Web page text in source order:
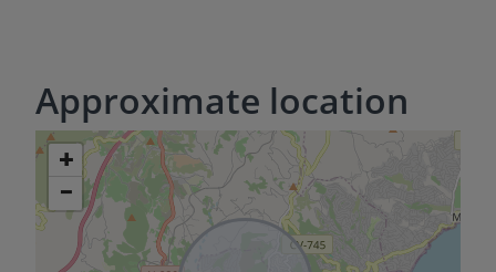
Approximate location
+
−